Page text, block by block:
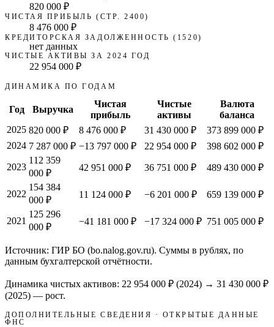
820 000 ₽
ЧИСТАЯ ПРИБЫЛЬ (СТР. 2400)
8 476 000 ₽
КРЕДИТОРСКАЯ ЗАДОЛЖЕННОСТЬ (1520)
нет данных
ЧИСТЫЕ АКТИВЫ ЗА 2024 ГОД
22 954 000 ₽
ДИНАМИКА ПО ГОДАМ
Год Выручка
Чистая
прибыль
Чистые
активы
Валюта
баланса
2025 820 000 ₽ 8 476 000 ₽ 31 430 000 ₽
373 899 000 ₽
2024 7 287 000 ₽ −13 797 000 ₽ 22 954 000 ₽
398 602 000 ₽
2023
112 359
000 ₽
42 951 000 ₽ 36 751 000 ₽ 489 430 000 ₽
2022
154 384
000 ₽
11 124 000 ₽ −6 201 000 ₽ 659 139 000 ₽
2021
125 296
000 ₽
−41 181 000 ₽ −17 324 000 ₽ 751 005 000 ₽
Источник: ГИР БО (bo.nalog.gov.ru). Суммы в рублях, по
данным бухгалтерской отчётности.
Динамика чистых активов: 22 954 000 ₽ (2024) → 31 430 000 ₽
(2025) — рост.
ДОПОЛНИТЕЛЬНЫЕ СВЕДЕНИЯ · ОТКРЫТЫЕ ДАННЫЕ
ФНС